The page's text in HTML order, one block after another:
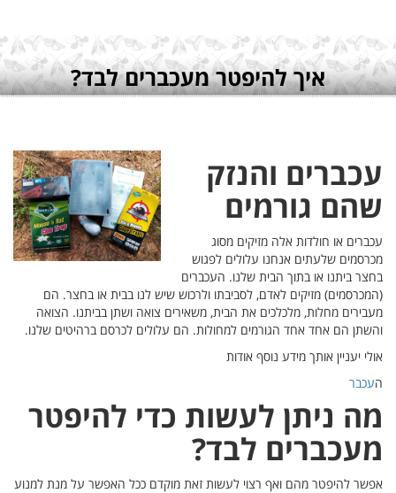
הם
הצואה
שלנו.
למנוע